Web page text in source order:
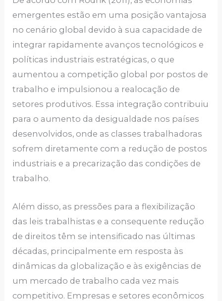
emergentes estão em uma posição vantajosa
no cenário global devido à sua capacidade de
integrar rapidamente avanços tecnológicos e
políticas industriais estratégicas, o que
aumentou a competição global por postos de
trabalho e impulsionou a realocação de
setores produtivos. Essa integração contribuiu
para o aumento da desigualdade nos países
desenvolvidos, onde as classes trabalhadoras
sofrem diretamente com a redução de postos
industriais e a precarização das condições de
trabalho.
Além disso, as pressões para a flexibilização
das leis trabalhistas e a consequente redução
de direitos têm se intensificado nas últimas
décadas, principalmente em resposta às
dinâmicas da globalização e às exigências de
um mercado de trabalho cada vez mais
competitivo. Empresas e setores econômicos